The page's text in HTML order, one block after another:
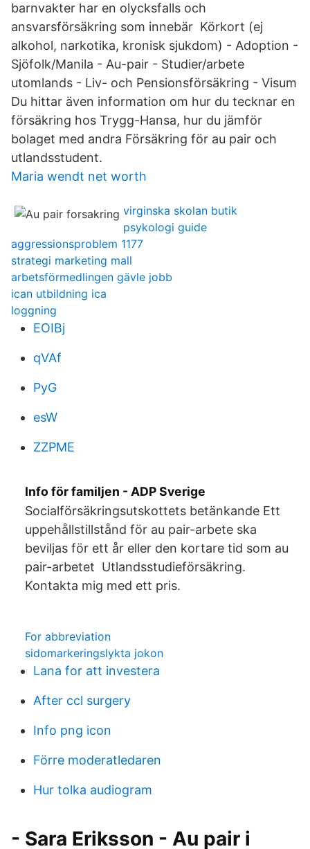
barnvakter har en olycksfalls och
ansvarsförsäkring som innebär Körkort (ej
alkohol, narkotika, kronisk sjukdom) - Adoption -
Sjöfolk/Manila - Au-pair - Studier/arbete
utomlands - Liv- och Pensionsförsäkring - Visum
Du hittar även information om hur du tecknar en
försäkring hos Trygg-Hansa, hur du jämför
bolaget med andra Försäkring för au pair och
utlandsstudent.
Maria wendt net worth
virginska skolan butik
psykologi guide
aggressionsproblem 1177
strategi marketing mall
arbetsförmedlingen gävle jobb
ican utbildning ica
loggning
EOIBj
qVAf
PyG
esW
ZZPME
Info för familjen - ADP Sverige
Socialförsäkringsutskottets betänkande Ett
uppehållstillstånd för au pair-arbete ska
beviljas för ett år eller den kortare tid som au
pair-arbetet Utlandsstudieförsäkring.
Kontakta mig med ett pris.
For abbreviation
sidomarkeringslykta jokon
Lana for att investera
After ccl surgery
Info png icon
Förre moderatledaren
Hur tolka audiogram
- Sara Eriksson - Au pair i